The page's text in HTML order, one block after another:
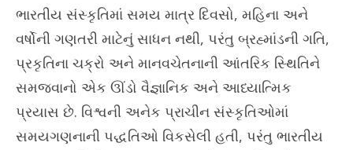
ભારતીય સંસ્કૃતિમાં સમય માત્ર દિવસો, મહિના અને
વર્ષોની ગણતરી માટેનું સાધન નથી, પરંતુ બ્રહ્માંડની ગતિ,
પ્રકૃતિના ચક્રો અને માનવચેતનાની આંતરિક સ્થિતિને
સમજવાનો એક ઊંડો વૈજ્ઞાનિક અને આધ્યાત્મિક
પ્રયાસ છે. વિશ્વની અનેક પ્રાચીન સંસ્કૃતિઓમાં
સમયગણનાની પદ્ધતિઓ વિકસેલી હતી, પરંતુ ભારતીય